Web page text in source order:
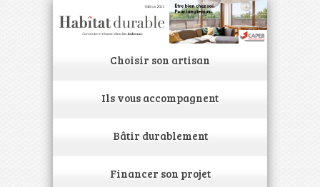
Choisir son artisan
Ils vous accompagnent
Bâtir durablement
Financer son projet